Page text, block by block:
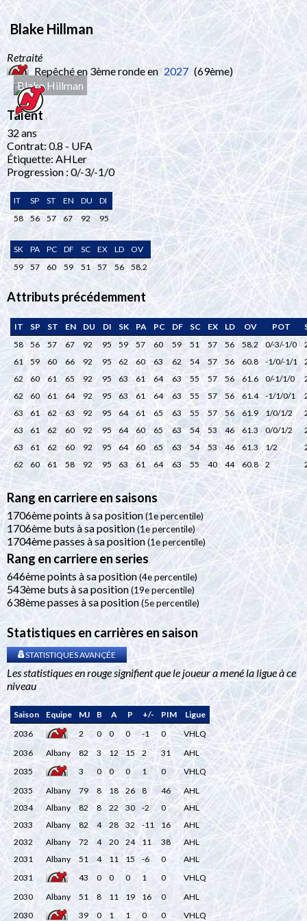
Blake Hillman
Retraité
Repêché en 3ème ronde en 2027 (69ème)
Blake Hillman
Talent
32 ans
Contrat: 0.8 - UFA
Étiquette: AHLer
Progression : 0/-3/-1/0
IT SP ST EN DU
DI
58
56 57 67 92 95
SK PA PC DF SC EX LD
OV
59
57 60 59 51 57 56 58.2
Attributs précédemment
IT SP ST EN DU DI SK PA PC DF SC EX LD OV POT
58
56 57 67 92 95 59 57 60 59 51 57 56 58.2 0/-3/-1/0
61
59 60 66 92 95 62 60 63 62 54 57 56 60.8 -1/0/-1/1
62
60 61 65 92 95 63 61 64 63 55 57 56 61.6 0/-1/1/0
62
60 61 64 92 95 63 61 64 63 55 57 56 61.4 -1/1/0/1
63
61 62 63 92 95 64 61 65 63 55 57 56 61.9 1/0/1/2
63
61 62 60 92 95 64 60 65 63 54 53 46 61.3 0/0/1/2
63
61 62 60 92 95 64 60 65 63 54 53 46 61.3 1/2
62
60 61 58 92 95 63 61 64 63 55 40 44 60.8 2
Rang en carriere en saisons
1706ème points à sa position(1e percentile)
1706ème buts à sa position(1e percentile)
1704ème passes à sa position(1e percentile)
Rang en carriere en series
646ème points à sa position(4e percentile)
543ème buts à sa position(19e percentile)
638ème passes à sa position(5e percentile)
Statistiques en carrières en saison
STATISTIQUES AVANÇÉE
Les statistiques en rouge signifient que le joueur a mené la ligue à ce
niveau
Saison Equipe MJ B A P +/- PIM
Ligue
2036
2 0 0 0 -1 0
VHLQ
2036
Albany 82 3 12 15 2 31
AHL
2035
3 0 0 0 1 0
VHLQ
2035
Albany 79 8 18 26 8 46
AHL
2034
Albany 82 8 22 30 -2 0
AHL
2033
Albany 82 4 28 32 -11 16
AHL
2032
Albany 72 4 20 24 11 38
AHL
2031
Albany 51 4 11 15 -6 0
AHL
2031
43 0 0 0 1 0
VHLQ
2030
Albany 51 8 11 19 16 0
AHL
2030
39 0 1 1 0 0 VHLQ